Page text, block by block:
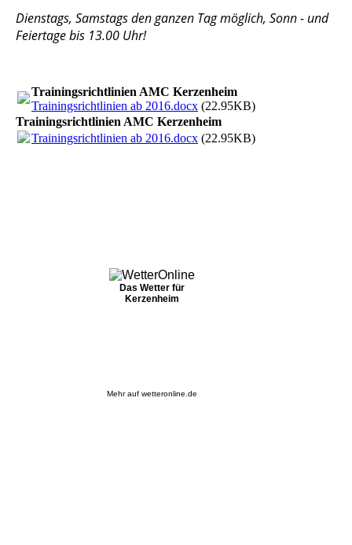
Dienstags, Samstags den ganzen Tag möglich, Sonn - und
Feiertage bis 13.00 Uhr!
Trainingsrichtlinien AMC Kerzenheim
Trainingsrichtlinien ab 2016.docx (22.95KB)
Trainingsrichtlinien AMC Kerzenheim
Trainingsrichtlinien ab 2016.docx (22.95KB)